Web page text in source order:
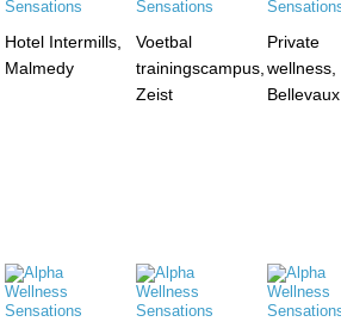
Hotel Intermills,
Malmedy
Voetbal
trainingscampus,
Zeist
Private
wellness,
Bellevaux